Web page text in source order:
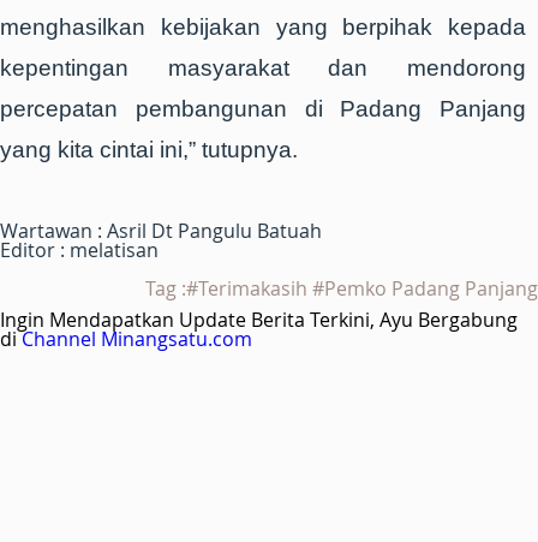
menghasilkan kebijakan yang berpihak kepada
kepentingan masyarakat dan mendorong
percepatan pembangunan di Padang Panjang
yang kita cintai ini,” tutupnya.
Wartawan : Asril Dt Pangulu Batuah
Editor : melatisan
Tag :#Terimakasih #Pemko Padang Panjang
Ingin Mendapatkan Update Berita Terkini, Ayu Bergabung
diChannel Minangsatu.com